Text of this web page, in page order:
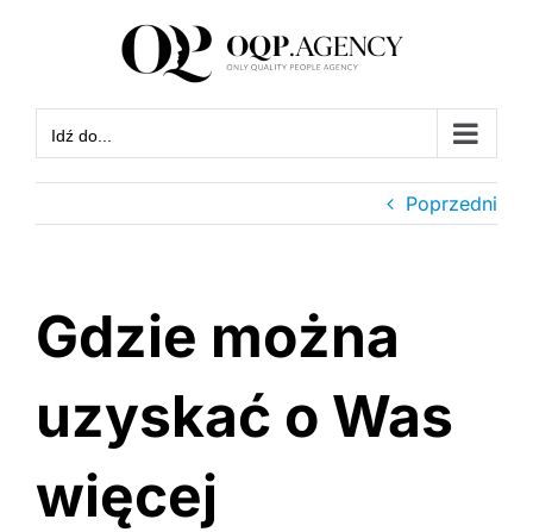
Idź do...
Poprzedni
Gdzie można
uzyskać o Was
więcej